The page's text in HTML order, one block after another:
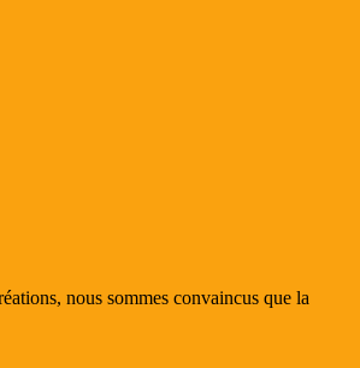
nous sommes convaincus que la